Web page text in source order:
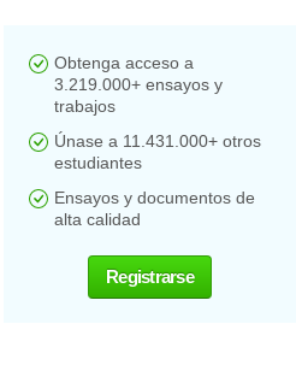
Obtenga acceso a
3.219.000+ ensayos y
trabajos
Únase a 11.431.000+ otros
estudiantes
Ensayos y documentos de
alta calidad
Registrarse